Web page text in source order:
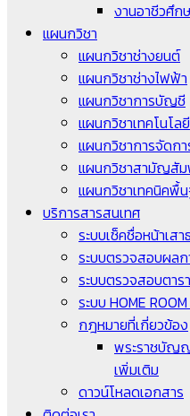
งานอาชีวศึก
แผนกวิชา
แผนกวิชาช่างยนต์
แผนกวิชาช่างไฟฟ้า
แผนกวิชาการบัญชี
แผนกวิชาเทคโนโ
แผนกวิชาการจัดก
แผนกวิชาสามัญสั
แผนกวิชาเทคนิคพื้
บริการสารสนเทศ
ระบบเช็คชื่อหน้าเสา
ระบบตรวจสอบผล
ระบบตรวจสอบตาร
ระบบ HOME
กฎหมายที่เกี่ยวข้อง
พระราชบัญญั
เพิ่มเติม
ดาวน์โหลดเอกสาร